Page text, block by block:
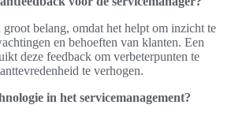
belang, omdat het helpt om inzicht te
en behoeften van klanten. Een
deze feedback om verbeterpunten te
te verhogen.
in het servicemanagement?